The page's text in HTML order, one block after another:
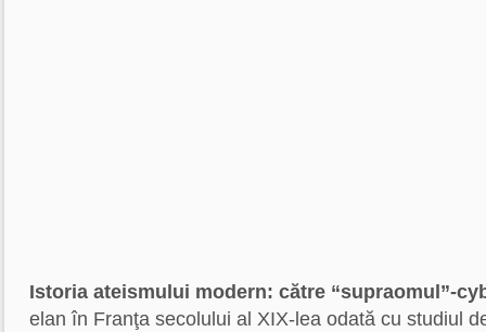
Istoria ateismului modern: către “supraomul”-
elan în Franţa secolului al XIX-lea odată cu studiul